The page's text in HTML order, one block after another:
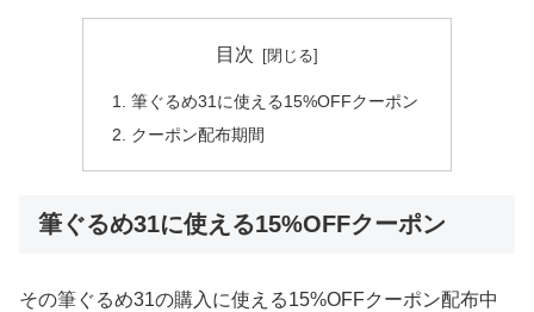
目次
筆ぐるめ31に使える15%OFFクーポン
クーポン配布期間
筆ぐるめ31に使える15%OFFクーポン
その筆ぐるめ31の購入に使える15%OFFクーポン配布中